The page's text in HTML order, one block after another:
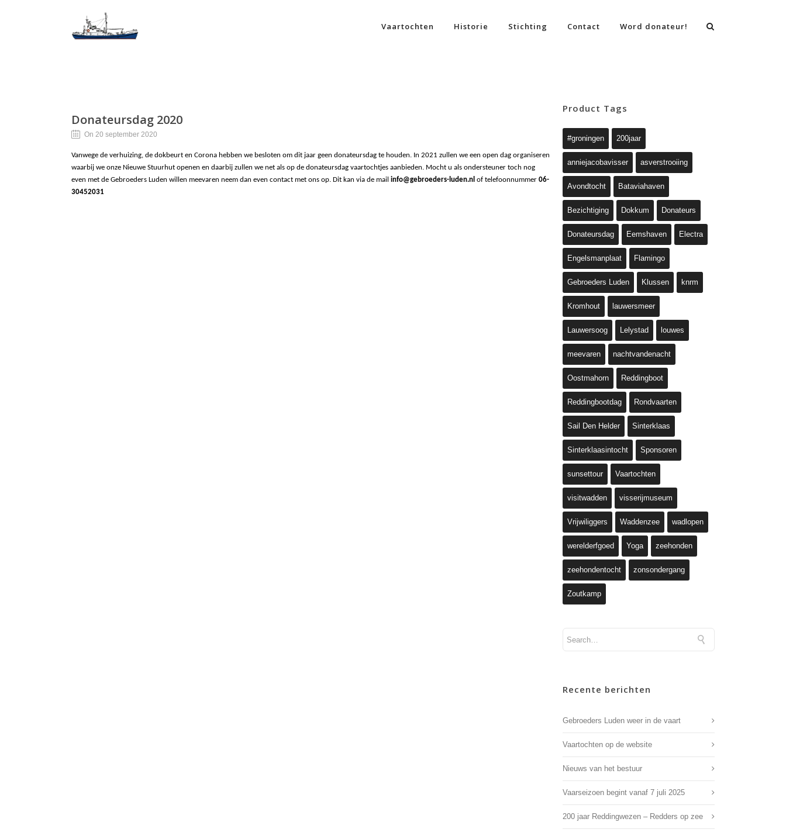
Vaartochten Historie Stichting Contact Word donateur!
Donateursdag 2020
On 20 september 2020
Vanwege de verhuizing, de dokbeurt en Corona hebben we besloten om dit jaar geen donateursdag te houden. In 2021 zullen we een open dag organiseren
waarbij we onze Nieuwe Stuurhut openen en daarbij zullen we net als op de donateursdag vaartochtjes aanbieden. Mocht u als ondersteuner toch nog
even met de Gebroeders Luden willen meevaren neem dan even contact met ons op. Dit kan via de mail info@gebroeders-luden.nl of telefoonnummer 06-
30452031
Product Tags
#groningen 200jaar
anniejacobavisser asverstrooiing
Avondtocht Bataviahaven
Bezichtiging Dokkum Donateurs
Donateursdag Eemshaven Electra
Engelsmanplaat Flamingo
Gebroeders Luden Klussen knrm
Kromhout lauwersmeer
Lauwersoog Lelystad louwes
meevaren nachtvandenacht
Oostmahorn Reddingboot
Reddingbootdag Rondvaarten
Sail Den Helder Sinterklaas
Sinterklaasintocht Sponsoren
sunsettour Vaartochten
visitwadden visserijmuseum
Vrijwiliggers Waddenzee wadlopen
werelderfgoed Yoga zeehonden
zeehondentocht zonsondergang
Zoutkamp
Recente berichten
Gebroeders Luden weer in de vaart
Vaartochten op de website
Nieuws van het bestuur
Vaarseizoen begint vanaf 7 juli 2025
200 jaar Reddingwezen – Redders op zee